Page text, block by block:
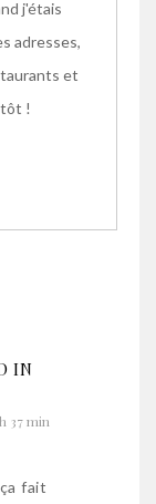
j'étais
adresses,
et
!
IN
37 min
fait